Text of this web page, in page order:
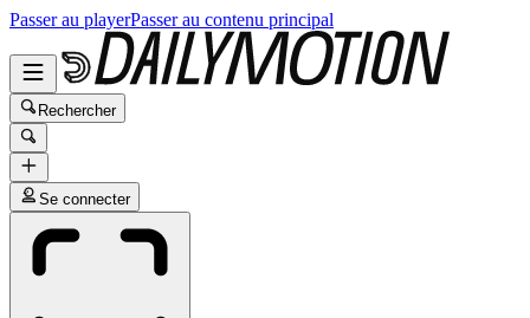
Passer au playerPasser au contenu principal
Rechercher
Se connecter